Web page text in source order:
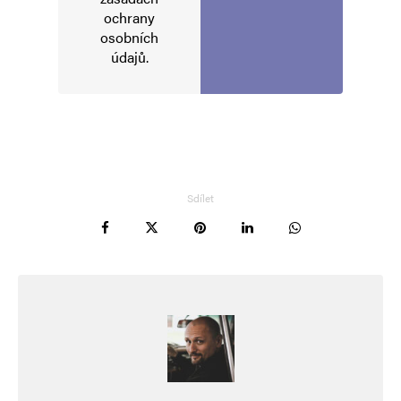
Informujte mě o nových komentářích e-mailem.
ochrany
osobních
údajů.
Sdílet